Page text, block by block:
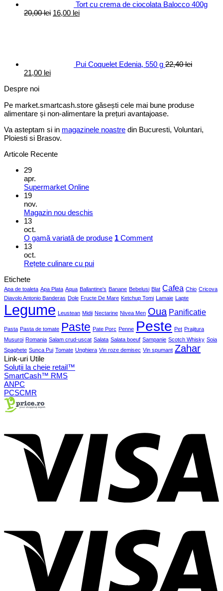
Tort cu crema de ciocolata Balocco 400g
20,00lei Prețul
16,00 leiPrețul
Pui Coquelet Edenia, 550 g 22,40lei
Prețul
a
22,40 lei.
21,00 leiPrețul
Despre noi
Pe market.smartcash.store găsești cele mai bune produse
alimentare și non-alimentare la prețuri avantajoase.
Va asteptam si in magazinele noastre din Bucuresti, Voluntari,
Ploiesti si Brasov.
Articole Recente
29
apr.
Supermarket Online
19
nov.
Magazin nou deschis
13
oct.
O gamă variată de produse 1 Comment
13
oct.
Rețete culinare cu pui
Etichete
Apa de toaleta Apa Plata Aqua Ballantine's Banane Bebelusi Blat Cafea Chio Cricova
Diavolo Antonio Banderas Dole Fructe De Mare Ketchup Tomi Lamaie Lapte
Legume Leustean Midii Nectarine Nivea Men Oua Panificatie
Pasta Pasta de tomate Paste Pate Porc Penne Peste Pet Prajitura
Musuroi Romania Salam crud-uscat Salata Salata boeuf Sampanie Scotch Whisky Soia
Spaghete Sunca Pui Tomate Unghiera Vin roze demisec Vin spumant Zahar
Link-uri Utile
Soluții la cheie retail™
SmartCash™ RMS
ANPC
PCSCMR